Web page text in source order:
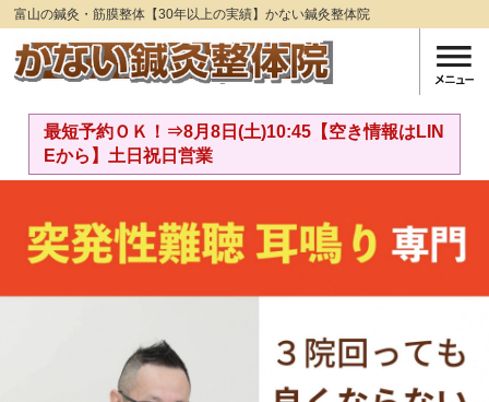
富山の鍼灸・筋膜整体【30年以上の実績】かない鍼灸整体院
最短予約ＯＫ！⇒8月8日(土)10:45【空き情報はLIN
Eから】土日祝日営業